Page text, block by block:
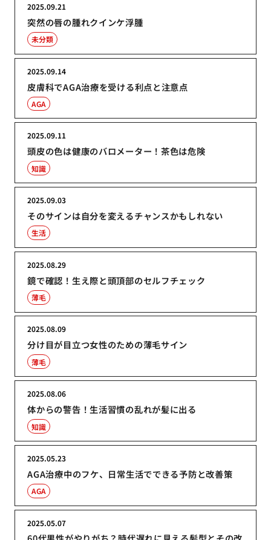
突然の唇の腫れクインケ浮腫
2025.09.21
未分類
皮膚科でAGA治療を受ける利点と注意点
2025.09.14
AGA
頭皮の色は健康のバロメーター！茶色は危険
2025.09.11
知識
そのサインは自分を変えるチャンスかもしれない
2025.09.03
生活
鏡で確認！生え際と頭頂部のセルフチェック
2025.08.29
薄毛
分け目が目立つ女性のための薄毛サイン
2025.08.09
薄毛
体からの警告！生活習慣の乱れが髪に出る
2025.08.06
知識
AGA治療中のフケ、日常生活でできる予防と改善策
2025.05.23
AGA
2025.05.07